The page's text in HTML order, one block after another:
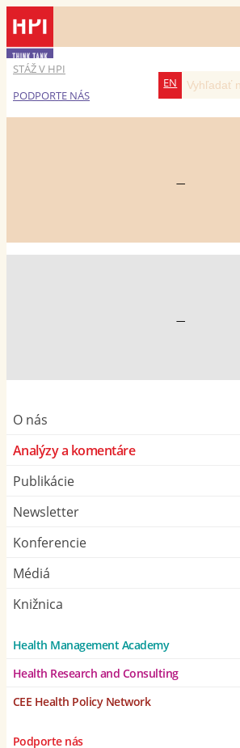
STÁŽ V HPI
PODPORTE NÁS
EN
—
—
O nás
Analýzy a komentáre
Publikácie
Newsletter
Konferencie
Médiá
Knižnica
Health Management Academy
Health Research and Consulting
CEE Health Policy Network
Podporte nás